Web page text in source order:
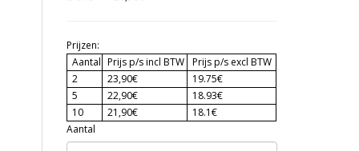
Prijzen:
Aantal Prijs p/s incl BTW Prijs p/s excl BTW
2
23,90€
19.75€
5
22,90€
18.93€
10
21,90€
18.1€
Aantal